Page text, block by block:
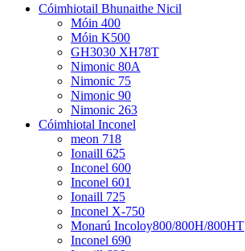
Cóimhiotail Bhunaithe Nicil
Móin 400
Móin K500
GH3030 XH78T
Nimonic 80A
Nimonic 75
Nimonic 90
Nimonic 263
Cóimhiotal Inconel
meon 718
Ionaill 625
Inconel 600
Inconel 601
Ionaill 725
Inconel X-750
Monarú Incoloy800/800H/800HT
Inconel 690